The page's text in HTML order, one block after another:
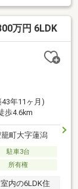
万円 6LDK
年11ヶ月)
歩4.6km
町大字蓮潟
駐車3台
所有権
内の6LDK住